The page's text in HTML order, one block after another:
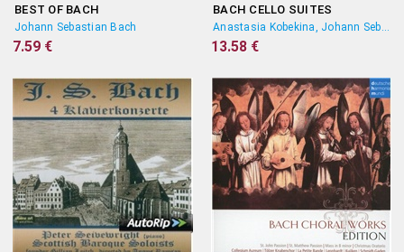
BEST OF BACH
Johann Sebastian Bach
7.59 €
BACH CELLO SUITES
Anastasia Kobekina, Johann Sebastian Bach
13.58 €